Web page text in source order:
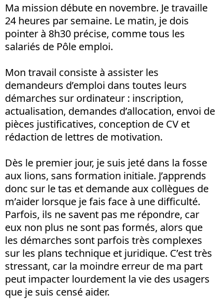
Ma mission débute en novembre. Je travaille
24 heures par semaine. Le matin, je dois
pointer à 8h30 précise, comme tous les
salariés de Pôle emploi.
Mon travail consiste à assister les
demandeurs d’emploi dans toutes leurs
démarches sur ordinateur : inscription,
actualisation, demandes d’allocation, envoi de
pièces justificatives, conception de CV et
rédaction de lettres de motivation.
Dès le premier jour, je suis jeté dans la fosse
aux lions, sans formation initiale. J’apprends
donc sur le tas et demande aux collègues de
m’aider lorsque je fais face à une difficulté.
Parfois, ils ne savent pas me répondre, car
eux non plus ne sont pas formés, alors que
les démarches sont parfois très complexes
sur les plans technique et juridique. C’est très
stressant, car la moindre erreur de ma part
peut impacter lourdement la vie des usagers
que je suis censé aider.